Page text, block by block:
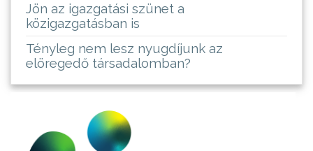
Jön az igazgatási szünet a
közigazgatásban is
Tényleg nem lesz nyugdíjunk az
elöregedő társadalomban?